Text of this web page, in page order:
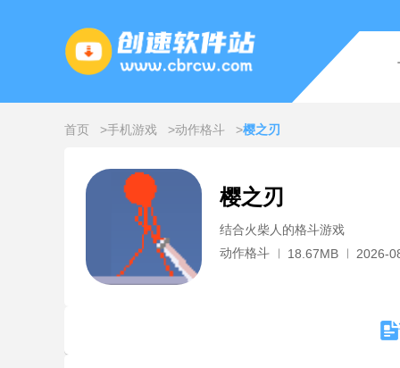
首页 手机游戏 动作格斗 樱之刃
樱之刃
结合火柴人的格斗游戏
动作格斗
18.67MB 2026-